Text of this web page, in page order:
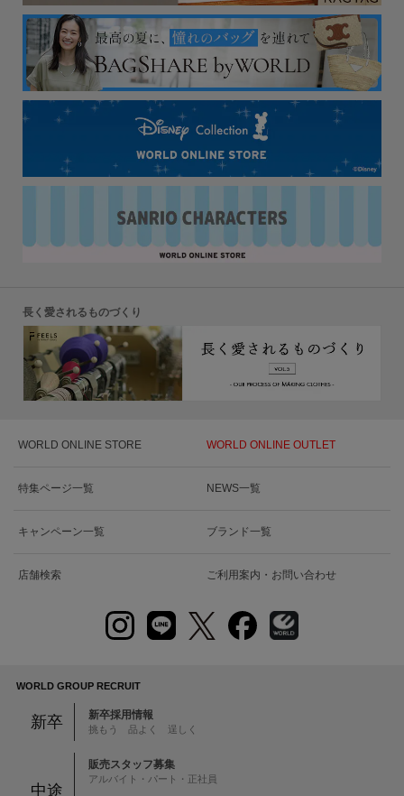
長く愛されるものづくり
WORLD ONLINE STORE WORLD ONLINE OUTLET
特集ページ一覧 NEWS一覧
キャンペーン一覧 ブランド一覧
店舗検索 ご利用案内・お問い合わせ
WORLD GROUP RECRUIT
新卒 新卒採用情報
挑もう 品よく 逞しく
中途
販売スタッフ募集
アルバイト・パート・正社員